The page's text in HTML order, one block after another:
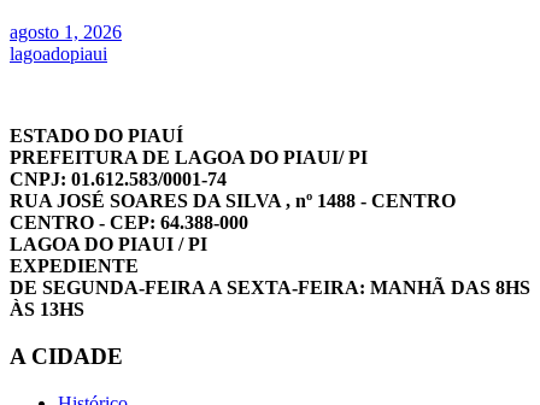
agosto 1, 2026
lagoadopiaui
ESTADO DO PIAUÍ
PREFEITURA DE LAGOA DO PIAUI/ PI
CNPJ: 01.612.583/0001-74
RUA JOSÉ SOARES DA SILVA , nº 1488 - CENTRO
CENTRO - CEP: 64.388-000
LAGOA DO PIAUI / PI
EXPEDIENTE
DE SEGUNDA-FEIRA A SEXTA-FEIRA: MANHÃ DAS 8HS
ÀS 13HS
A CIDADE